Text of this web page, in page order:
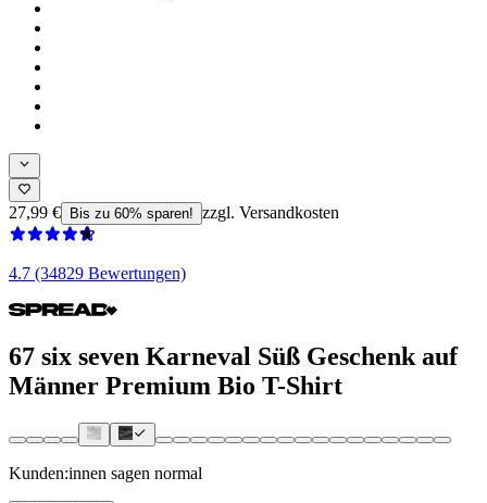
27,99 € Bis zu 60% sparen! zzgl. Versandkosten
4.7 (34829 Bewertungen)
67 six seven Karneval Süß Geschenk auf
Männer Premium Bio T-Shirt
Kunden:innen sagen normal